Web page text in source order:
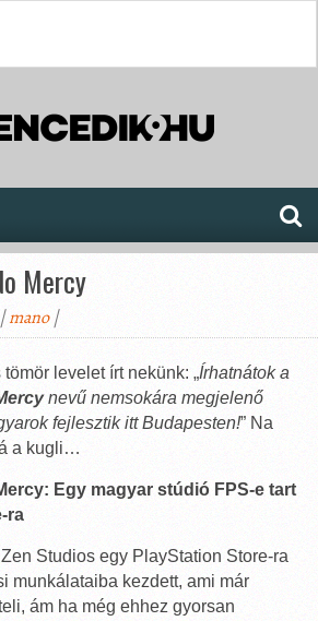
Mercy
mano|
tömör levelet írt nekünk: „Írhatnátok a
nevű nemsokára megjelenő
fejlesztik itt Budapesten!” Na
a kugli…
Egy magyar stúdió FPS-e tart
ra
Studios egy PlayStation Store-ra
munkálataiba kezdett, ami már
ám ha még ehhez gyorsan